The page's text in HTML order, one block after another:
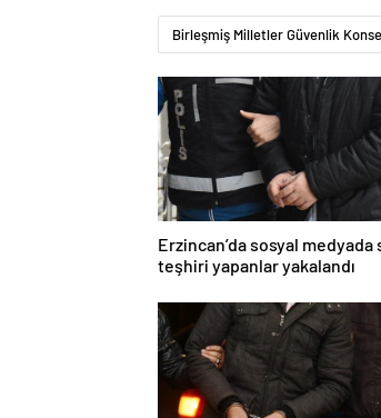
Birleşmiş Milletler Güvenlik
Erzincan’da sosyal medyada
teşhiri yapanlar yakalandı